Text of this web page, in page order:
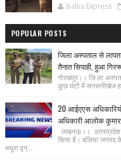
Ballia Express
POPULAR POSTS
जिला अस्पताल से लापता
तैनात सिपाही, हुआ
गोरखपुर।। जि ला
कुछ घंटों में सनसनीखेज
20 आईएएस
अधिकारी आलोक कुमार
लखनऊ।। उत्तरप्रदेश
किया है। बलिया जनपद
मथुरा वृन्...